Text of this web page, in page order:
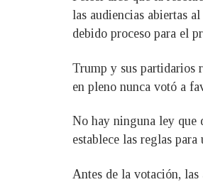
las audiencias abiertas
debido proceso para el
Trump y sus partidarios
en pleno nunca votó a
No hay ninguna ley que
establece las reglas
Antes de la votación,